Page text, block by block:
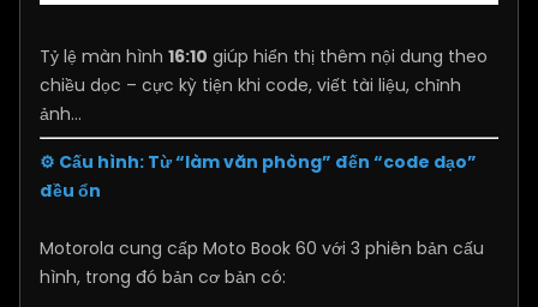
Tỷ lệ màn hình 16:10 giúp hiển thị thêm nội dung theo
chiều dọc – cực kỳ tiện khi code, viết tài liệu, chỉnh
ảnh...
⚙️ Cấu hình: Từ “làm văn phòng” đến “code dạo”
đều ổn
Motorola cung cấp Moto Book 60 với 3 phiên bản cấu
hình, trong đó bản cơ bản có: